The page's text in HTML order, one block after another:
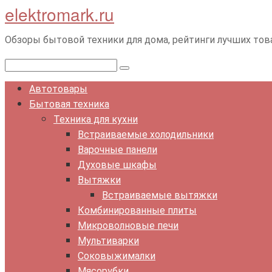
Перейти
к
контенту
elektromark.ru
Обзоры бытовой техники для дома, рейтинги лучших
Поиск:
Автотовары
Бытовая техника
Техника для кухни
Встраиваемые холодильники
Варочные панели
Духовые шкафы
Вытяжки
Встраиваемые вытяжки
Комбинированные плиты
Микроволновые печи
Мультиварки
Соковыжималки